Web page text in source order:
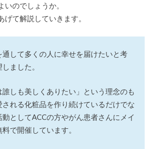
いのでしょうか。
げて解説していきます。
して多くの人に幸せを届けたいと考
ました。
しも美しくありたい」という理念のも
される化粧品を作り続けているだけでな
動としてACCの方やがん患者さんにメイ
で開催しています。